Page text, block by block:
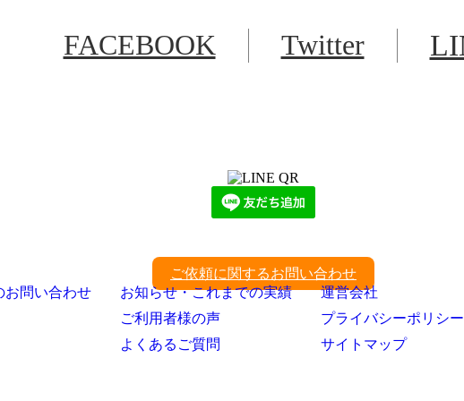
FACEBOOK Twitter
ご依頼に関するお問い合わせ
お問い合わせ
お知らせ・これまでの実績
ご利用者様の声
よくあるご質問
運営会社
プライバシーポリシー
サイトマップ